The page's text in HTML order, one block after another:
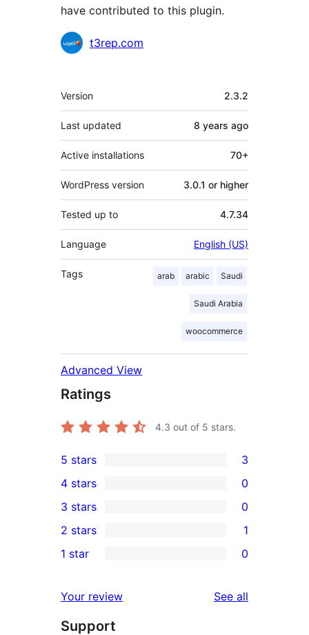
have contributed to this plugin.
Contributors
t3rep.com
Meta
Version 2.3.2
Last updated 8 years ago
Active installations 70+
WordPress version 3.0.1 or higher
Tested up to 4.7.34
Language English (US)
Tags arab arabic Saudi
Saudi Arabia
woocommerce
Advanced View
Ratings
4.3 out of 5 stars.
3
5-
star
reviews
5 stars 3
4-
star
reviews
4 stars 0
0
3-
star
3 stars 0
2-
review
2 stars 1
star
reviews
1 star 0
Your review See all
Support